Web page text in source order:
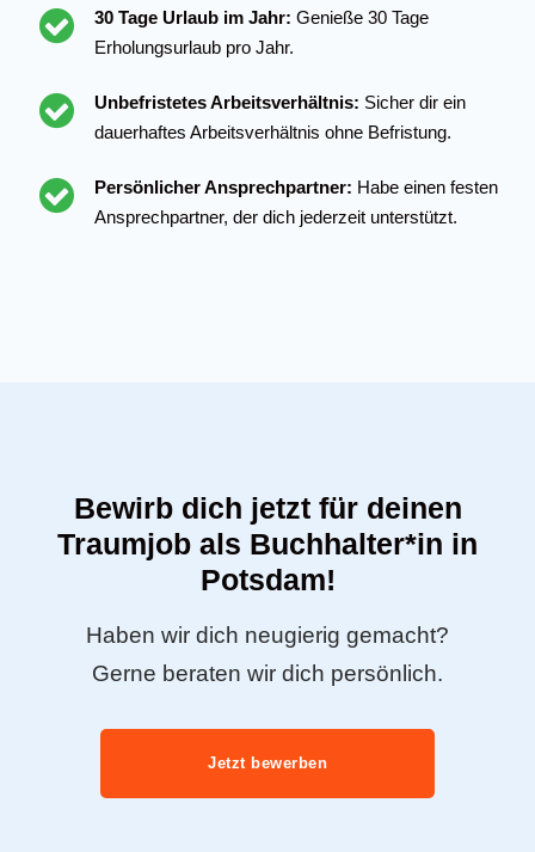
30 Tage Urlaub im Jahr: Genieße 30 Tage
Erholungsurlaub pro Jahr.
Unbefristetes Arbeitsverhältnis: Sicher dir ein
dauerhaftes Arbeitsverhältnis ohne Befristung.
Persönlicher Ansprechpartner: Habe einen festen
Ansprechpartner, der dich jederzeit unterstützt.
Bewirb dich jetzt für deinen
Traumjob als Buchhalter*in in
Potsdam!
Haben wir dich neugierig gemacht?
Gerne beraten wir dich persönlich.
Jetzt bewerben